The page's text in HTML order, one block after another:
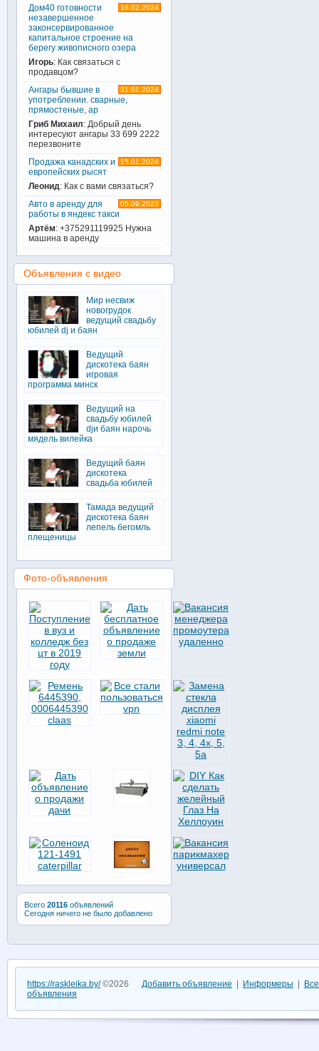
16.02.2024
Дом40 готовности
незавершенное
законсервированное
капитальное строение на
берегу живописного озера
Игорь: Как связаться с
продавцом?
31.01.2024
Ангары бывшие в
употреблении. сварные,
прямостеные, ар
Гриб Михаил: Добрый день
интересуют ангары 33 699 2222
перезвоните
15.01.2024
Продажа канадских и
европейских рысят
Леонид: Как с вами связаться?
05.09.2023
Авто в аренду для
работы в яндекс такси
Артём: +375291119925 Нужна
машина в аренду
Объявления с видео
Мир несвиж
новогрудок
ведущий свадьбу
юбилей dj и баян
Ведущий
дискотека баян
игровая
программа минск
Ведущий на
свадьбу юбилей
djи баян нарочь
мядель вилейка
Ведущий баян
дискотека
свадьба юбилей
Тамада ведущий
дискотека баян
лепель бегомль
плещеницы
Фото-объявления
Всего 20116объявлений
Сегодня ничего не было добавлено
https://raskleika.by/©2026 Добавить объявление Информеры
объявления